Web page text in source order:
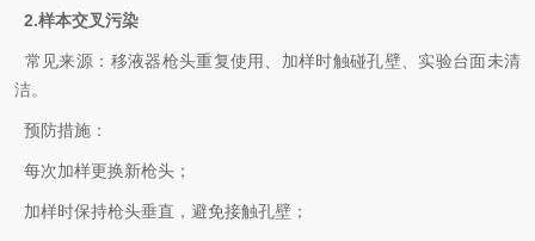
2.‌样本交叉污染‌
常见来源‌：移液器枪头重复使用、加样时触碰孔壁、实验台面未清
洁。
预防措施‌：
每次加样更换新枪头；
加样时保持枪头垂直，避免接触孔壁；